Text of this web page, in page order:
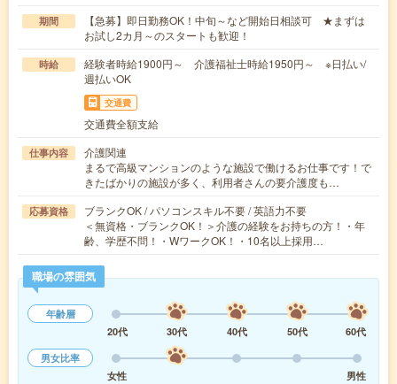
期間
【急募】即日勤務OK！中旬～など開始日相談可 ★まずは
お試し2カ月～のスタートも歓迎！
時給
経験者時給1900円～ 介護福祉士時給1950円～ ※日払い/
週払いOK
交通費
交通費全額支給
仕事内容
介護関連
まるで高級マンションのような施設で働けるお仕事です！で
きたばかりの施設が多く、利用者さんの要介護度も…
応募資格
ブランクOK / パソコンスキル不要 / 英語力不要
＜無資格・ブランクOK！＞介護の経験をお持ちの方！・年
齢、学歴不問！・WワークOK！・10名以上採用…
職場の雰囲気
年齢層
20代
30代 40代 50代
60代
男女比率
女性
男性